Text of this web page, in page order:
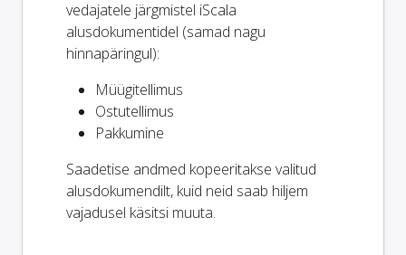
vedajatele järgmistel iScala
alusdokumentidel (samad nagu
hinnapäringul):
Müügitellimus
Ostutellimus
Pakkumine
Saadetise andmed kopeeritakse valitud
alusdokumendilt, kuid neid saab hiljem
vajadusel käsitsi muuta.